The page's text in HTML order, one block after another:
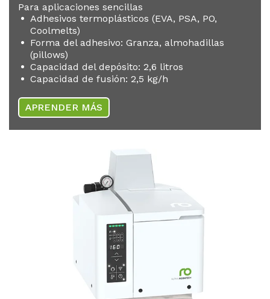
Para aplicaciones sencillas
Adhesivos termoplásticos (EVA, PSA, PO,
Coolmelts)
Forma del adhesivo: Granza, almohadillas
(pillows)
Capacidad del depósito: 2,6 litros
Capacidad de fusión: 2,5 kg/h
APRENDER MÁS